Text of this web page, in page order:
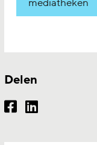
Delen